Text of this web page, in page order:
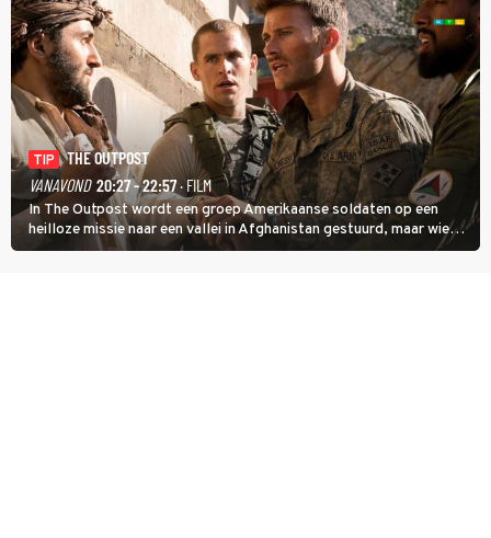
TIP
THE OUTPOST
VANAVOND 20:27 - 22:57· FILM
In The Outpost wordt een groep Amerikaanse soldaten op een
heilloze missie naar een vallei in Afghanistan gestuurd, maar wie
overleeft daar een aanval?